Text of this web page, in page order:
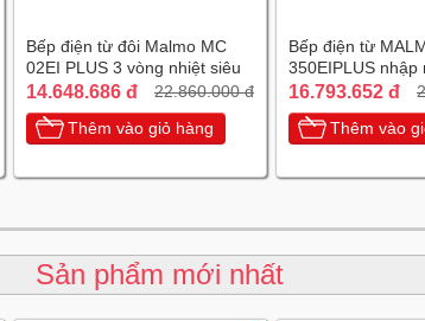
Bếp điện từ đôi Malmo MC
02EI PLUS 3 vòng nhiệt siêu
tiết kiệm điện
14.648.686 đ 22.860.000 đ
Thêm vào giỏ hàng
Bếp điện từ
350EIPLUS nhập
chiếc Tây Ban
16.793.652 đ
Thêm vào
Sản phẩm mới nhất